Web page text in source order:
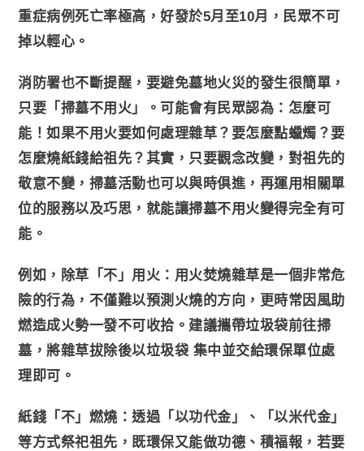
重症病例死亡率極高，好發於5月至10月，民眾不可
掉以輕心。
消防署也不斷提醒，要避免墓地火災的發生很簡單，
只要「掃墓不用火」。可能會有民眾認為：怎麼可
能！如果不用火要如何處理雜草？要怎麼點蠟燭？要
怎麼燒紙錢給祖先？其實，只要觀念改變，對祖先的
敬意不變，掃墓活動也可以與時俱進，再運用相關單
位的服務以及巧思，就能讓掃墓不用火變得完全有可
能。
例如，除草「不」用火：用火焚燒雜草是一個非常危
險的行為，不僅難以預測火燒的方向，更時常因風助
燃造成火勢一發不可收拾。建議攜帶垃圾袋前往掃
墓，將雜草拔除後以垃圾袋 集中並交給環保單位處
理即可。
紙錢「不」燃燒：透過「以功代金」、「以米代金」
等方式祭祀祖先，既環保又能做功德、積福報，若要